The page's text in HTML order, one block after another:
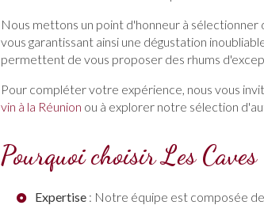
Nous mettons un point d'honneur à sélectionner
vous garantissant ainsi une dégustation
permettent de vous proposer des rhums
Pour compléter votre expérience, nous vous
vin à la Réunion ou à explorer notre sélection
Pourquoi choisir Les
Expertise : Notre équipe est composée